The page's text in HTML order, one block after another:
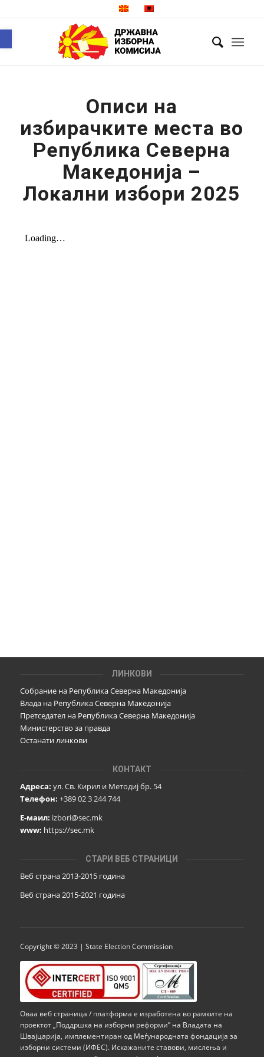
Описи на
избирачките места во
Република Северна
Македонија –
Локални избори 2025
ЛИНКОВИ
Собрание на Република Северна Македонија
Влада на Република Северна Македонија
Претседател на Република Северна Македонија
Министерство за правда
Останати линкови
КОНТАКТ
Адреса: ул. Св. Кирил и Методиј бр. 54
Телефон: +389 02 3 244 744
Е-маил: izbori@sec.mk
www: https://sec.mk
СТАРИ ВЕБ СТРАНИЦИ
Веб страна 2013-2015 година
Веб страна 2015-2021 година
Copyright © 2023 | State Election Commission
Оваа веб страница / платформа е изработена во рамките на
проектот „Поддршка на изборни реформи” на Владата на
Швајцарија, имплементиран од Меѓународната фондација за
изборни системи (ИФЕС). Искажаните ставови, мислења и
Open toolbar